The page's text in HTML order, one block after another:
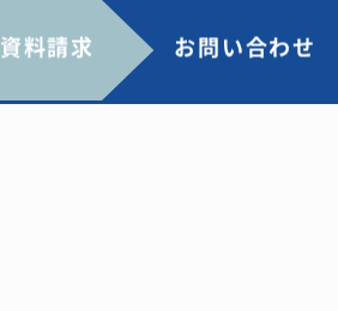
資料請求 お問い合わせ